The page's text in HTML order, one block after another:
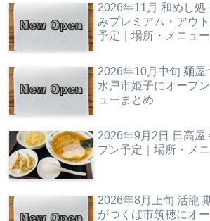
2026年11月 和めし処
みプレミアム・アウ
予定｜場所・メニュ
2026年10月中旬 麺屋
水戸市姫子にオープ
ューまとめ
2026年9月2日 日高屋
プン予定｜場所・メ
2026年8月上旬 活龍
がつくば市筑穂にオ